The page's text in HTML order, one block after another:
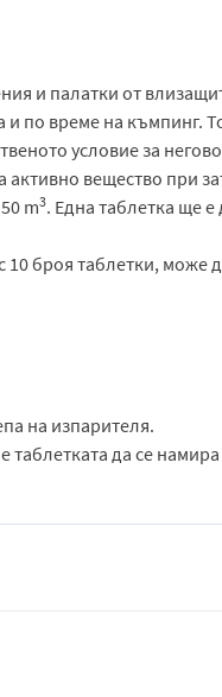
и палатки от
и по време на къмпинг.
условие за
вещество при
m3. Една таблетка ще
10 броя таблетки, може
на изпарителя.
да се